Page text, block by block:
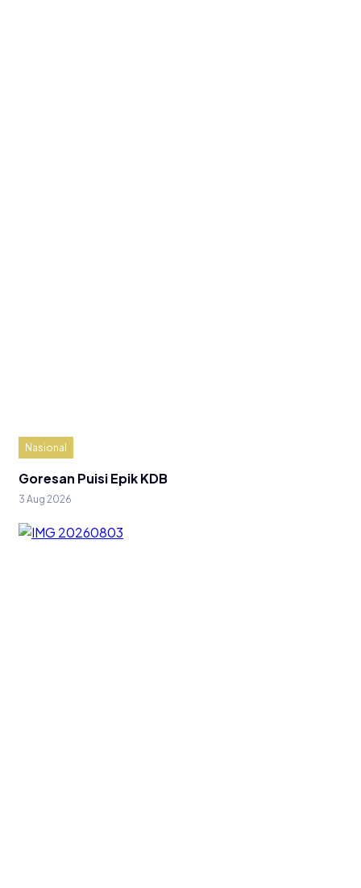
Nasional
Goresan Puisi Epik KDB
3 Aug 2026